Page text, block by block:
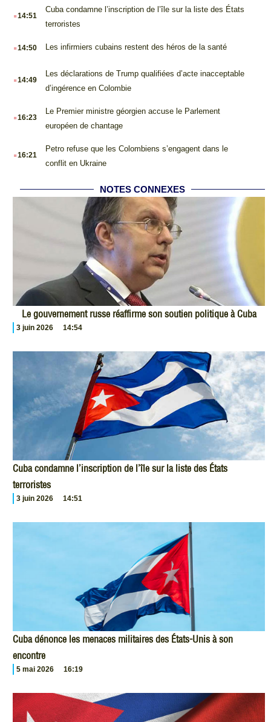
.14:51
Cuba condamne l’inscription de l’île sur la liste des États
terroristes
.14:50 Les infirmiers cubains restent des héros de la santé
.14:49
Les déclarations de Trump qualifiées d’acte inacceptable
d’ingérence en Colombie
.16:23
Le Premier ministre géorgien accuse le Parlement
européen de chantage
.16:21
Petro refuse que les Colombiens s’engagent dans le
conflit en Ukraine
NOTES CONNEXES
Le gouvernement russe réaffirme son soutien politique à Cuba
3 juin 2026 14:54
Cuba condamne l’inscription de l’île sur la liste des États
terroristes
3 juin 2026 14:51
Cuba dénonce les menaces militaires des États-Unis à son
encontre
5 mai 2026 16:19